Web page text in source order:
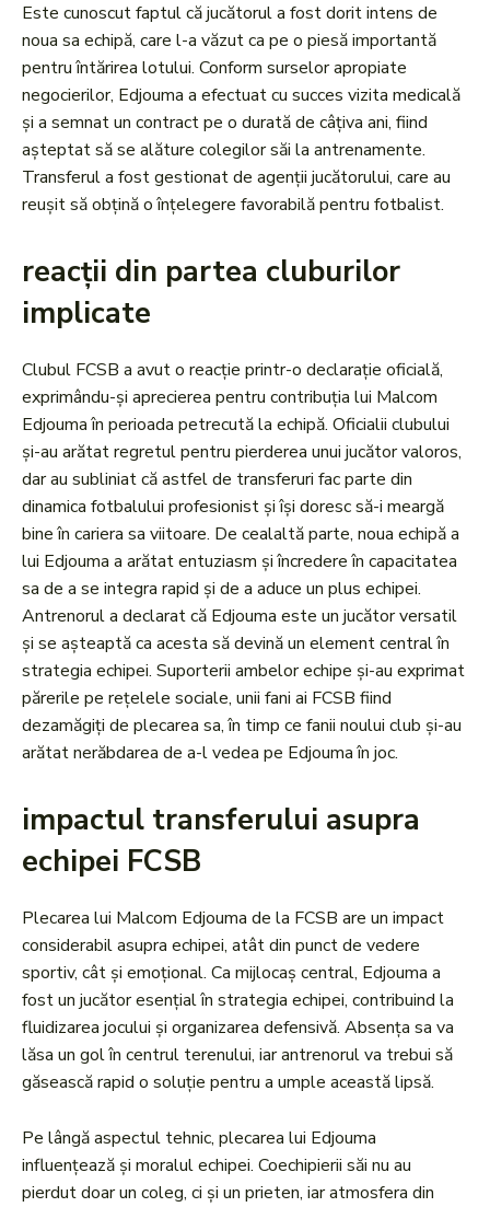
Este cunoscut faptul că jucătorul a fost dorit intens de
noua sa echipă, care l-a văzut ca pe o piesă importantă
pentru întărirea lotului. Conform surselor apropiate
negocierilor, Edjouma a efectuat cu succes vizita medicală
și a semnat un contract pe o durată de câțiva ani, fiind
așteptat să se alăture colegilor săi la antrenamente.
Transferul a fost gestionat de agenții jucătorului, care au
reușit să obțină o înțelegere favorabilă pentru fotbalist.
reacții din partea cluburilor
implicate
Clubul FCSB a avut o reacție printr-o declarație oficială,
exprimându-și aprecierea pentru contribuția lui Malcom
Edjouma în perioada petrecută la echipă. Oficialii clubului
și-au arătat regretul pentru pierderea unui jucător valoros,
dar au subliniat că astfel de transferuri fac parte din
dinamica fotbalului profesionist și își doresc să-i meargă
bine în cariera sa viitoare. De cealaltă parte, noua echipă a
lui Edjouma a arătat entuziasm și încredere în capacitatea
sa de a se integra rapid și de a aduce un plus echipei.
Antrenorul a declarat că Edjouma este un jucător versatil
și se așteaptă ca acesta să devină un element central în
strategia echipei. Suporterii ambelor echipe și-au exprimat
părerile pe rețelele sociale, unii fani ai FCSB fiind
dezamăgiți de plecarea sa, în timp ce fanii noului club și-au
arătat nerăbdarea de a-l vedea pe Edjouma în joc.
impactul transferului asupra
echipei FCSB
Plecarea lui Malcom Edjouma de la FCSB are un impact
considerabil asupra echipei, atât din punct de vedere
sportiv, cât și emoțional. Ca mijlocaș central, Edjouma a
fost un jucător esențial în strategia echipei, contribuind la
fluidizarea jocului și organizarea defensivă. Absența sa va
lăsa un gol în centrul terenului, iar antrenorul va trebui să
găsească rapid o soluție pentru a umple această lipsă.
Pe lângă aspectul tehnic, plecarea lui Edjouma
influențează și moralul echipei. Coechipierii săi nu au
pierdut doar un coleg, ci și un prieten, iar atmosfera din